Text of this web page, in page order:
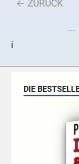
← ZURÜCK
...
i
DIE